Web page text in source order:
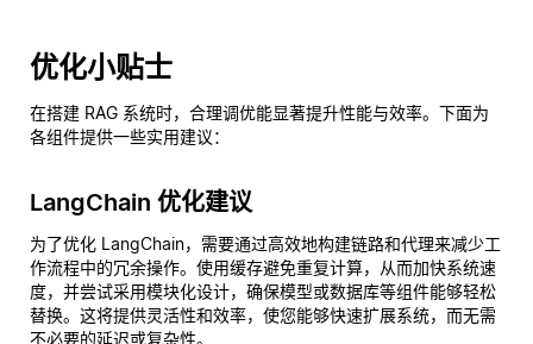
优化小贴士
在搭建 RAG 系统时，合理调优能显著提升性能与效率。下面为
各组件提供一些实用建议：
LangChain 优化建议
为了优化 LangChain，需要通过高效地构建链路和代理来减少工
作流程中的冗余操作。使用缓存避免重复计算，从而加快系统速
度，并尝试采用模块化设计，确保模型或数据库等组件能够轻松
替换。这将提供灵活性和效率，使您能够快速扩展系统，而无需
不必要的延迟或复杂性。